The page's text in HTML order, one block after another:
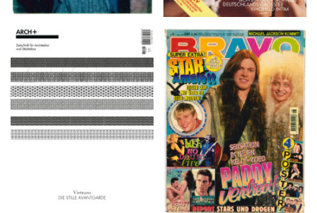
ARCH+ Nr. 226, Herbst
2016
BRAVO – Nr. 8, 13. Febr.
1997